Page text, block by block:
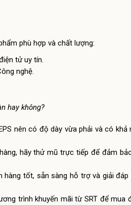
phù hợp và chất lượng:
tử uy tín.
nghệ.
hay không?
nên có độ dày vừa phải và có khả
hãy thử mũ trực tiếp để đảm
hàng tốt, sẵn sàng hỗ trợ và giải đáp
trình khuyến mãi từ SRT để mua